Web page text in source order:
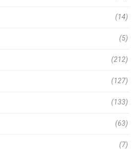
(14)
(5)
(212)
(127)
(133)
(63)
(7)